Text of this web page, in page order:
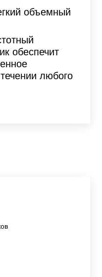
объемный
обеспечит
любого